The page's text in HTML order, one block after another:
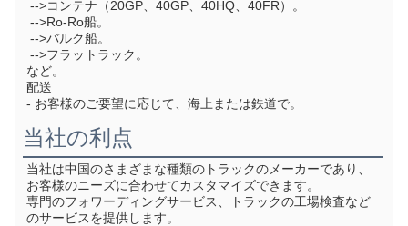
-->コンテナ（20GP、40GP、40HQ、40FR）。
-->Ro-Ro船。
-->バルク船。
-->フラットラック。
など。
配送
- お客様のご要望に応じて、海上または鉄道で。
当社の利点
当社は中国のさまざまな種類のトラックのメーカーであり、
お客様のニーズに合わせてカスタマイズできます。
専門のフォワーディングサービス、トラックの工場検査など
のサービスを提供します。